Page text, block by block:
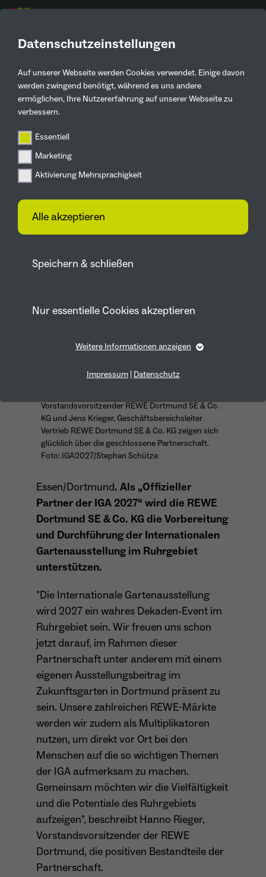
Datenschutzeinstellungen
Auf unserer Webseite werden Cookies verwendet. Einige davon
werden zwingend benötigt, während es uns andere
ermöglichen, Ihre Nutzererfahrung auf unserer Webseite zu
verbessern.
Essentiell
Marketing
Aktivierung Mehrsprachigkeit
Alle akzeptieren
Speichern & schließen
Nur essentielle Cookies akzeptieren
Essentielle Cookies werden für grundlegende Funktionen
Name fe_typo_user
Anbieter TYPO3
Zweck
Dieses Cookie wird verwendet, um Ihre
Cookie-Einstellungen für diese Website zu
speichern.
Anbieter Session Cookies
Laufzeit
Sessio-Cookie wird beim Schliessen der
Webseite wieder gelöscht
Zweck
PHPs Standard Sitzungs-Identifikation
(Formulare).
Name be_typo_user
Anbieter TYPO3
Laufzeit Ende der Sitzung
Zweck
Dieser Cookie teilt der Webseite mit, ob ein
Besucher im Typo3-Backend angemeldet ist
und die Rechte besitzt diese zu verwalten.
Cookie-Informationen anzeigen
Marketing
Verhalten der Besuchenden auf der Webseite
nachzuvollziehen. Es hilft uns die Nutzererfahrung der
Website zu analysieren und die Inhalte zu verbessern.
Name _pk_id*
Anbieter Matomo
Zweck
Dient zur anonymen Wiedererkennung eines
Besuchers.
Name _pk_ses*
Anbieter Matomo
Laufzeit 30 Minuten
Zweck
Speichert vorübergehend Daten der
aktuellen Sitzung.
Name _pk_ref.*
Laufzeit 6 Monate
Cookie-Informationen anzeigen
Aktivierung Mehrsprachigkeit
der Website-Inhalte durch GTranslate.
Name googtrans
Anbieter GTranslate Inc.
Zweck
Speichert die vom Nutzer gewählte Sprache
für die automatische Übersetzung der
Website.
Cookie-Informationen anzeigen
Weitere Informationen anzeigen
Impressum Datenschutz
PRESSEMELDUNGEN
Zurück
REWE wird offizieller
Partner der IGA 2027
Ausstellungsbeitrag und Kooperation
beim Ticketing geplant
vlnr: Hanspeter Faas, Sprecher der
Vorstandsvorsitzender REWE Dortmund SE & Co.
KG und Jens Krieger, Geschäftsbereichsleiter
Vertrieb REWE Dortmund SE & Co. KG zeigen sich
glücklich über die geschlossene Partnerschaft.
Foto: IGA2027/Stephan Schütze
Essen/Dortmund. Als „Offizieller
Partner der IGA 2027“ wird die REWE
Dortmund SE & Co. KG die Vorbereitung
und Durchführung der Internationalen
Gartenausstellung im Ruhrgebiet
unterstützen.
"Die Internationale Gartenausstellung
wird 2027 ein wahres Dekaden-Event im
Ruhrgebiet sein. Wir freuen uns schon
jetzt darauf, im Rahmen dieser
Partnerschaft unter anderem mit einem
eigenen Ausstellungsbeitrag im
Zukunftsgarten in Dortmund präsent zu
sein. Unsere zahlreichen REWE-Märkte
werden wir zudem als Multiplikatoren
nutzen, um direkt vor Ort bei den
Menschen auf die so wichtigen Themen
der IGA aufmerksam zu machen.
Gemeinsam möchten wir die Vielfältigkeit
und die Potentiale des Ruhrgebiets
aufzeigen", beschreibt Hanno Rieger,
Vorstandsvorsitzender der REWE
Dortmund, die positiven Bestandteile der
Partnerschaft.